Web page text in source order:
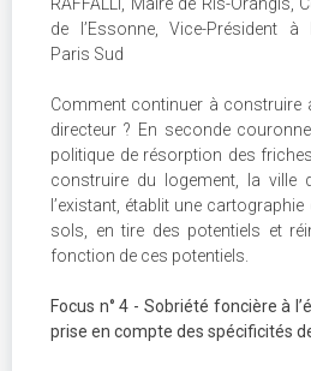
de l’Essonne, Vice-Président à
Paris Sud
Comment continuer à construire
directeur ? En seconde
politique de résorption des
construire du logement, la ville
l’existant, établit une
sols, en tire des potentiels et
fonction de ces potentiels.
Focus n° 4 - Sobriété foncière à
prise en compte des spécificités